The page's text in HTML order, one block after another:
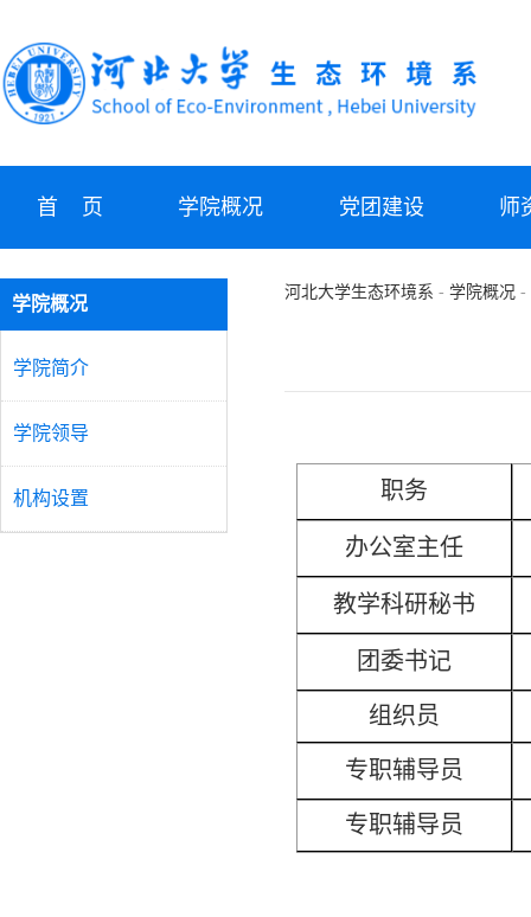
首 页 学院概况 党团建设 师
学院概况
学院简介
学院领导
机构设置
河北大学生态环境系 - 学院概况 -
职务
办公室主任
教学科研秘书
团委书记
组织员
专职辅导员
专职辅导员